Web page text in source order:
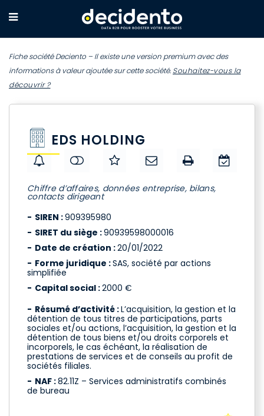
Fiche société Deciento – Il existe une version premium avec des
informations à valeur ajoutée sur cette société. Souhaitez-vous la
découvrir ?
EDS HOLDING
Chiffre d’affaires, données entreprise, bilans,
contacts dirigeant
SIREN :909395980
SIRET du siège :90939598000016
Date de création :20/01/2022
Forme juridique :SAS, société par actions
simplifiée
Capital social :2000 €
Résumé d’activité :L’acquisition, la gestion et la
détention de tous titres de participations, parts
sociales et/ou actions, l’acquisition, la gestion et la
détention de tous biens et/ou droits corporels et
incorporels, le cas échéant, la réalisation de
prestations de services et de conseils au profit de
sociétés filiales.
NAF :82.11Z – Services administratifs combinés
de bureau